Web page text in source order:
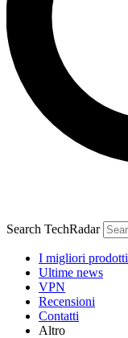
Search TechRadar
I migliori prodotti
Ultime news
VPN
Recensioni
Contatti
Altro